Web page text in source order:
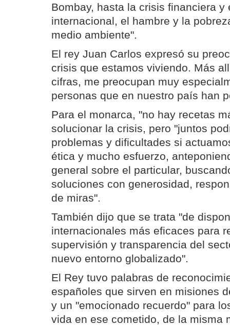
Bombay, hasta la crisis financiera y
internacional, el hambre y la
medio ambiente".
El rey Juan Carlos expresó su
crisis que estamos viviendo. Más
cifras, me preocupan muy
personas que en nuestro país han
Para el monarca, "no hay recetas
solucionar la crisis, pero "juntos
problemas y dificultades si
ética y mucho esfuerzo,
general sobre el particular,
soluciones con generosidad,
de miras".
También dijo que se trata "de
internacionales más eficaces para
supervisión y transparencia del
nuevo entorno globalizado".
El Rey tuvo palabras de
españoles que sirven en misiones
y un "emocionado recuerdo" para
vida en ese cometido, de la misma